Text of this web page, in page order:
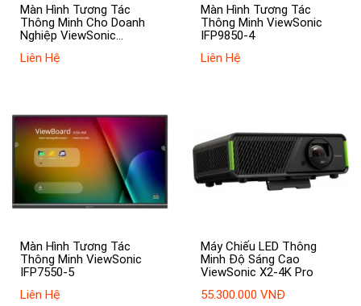
Màn Hình Tương Tác
Thông Minh Cho Doanh
Nghiệp ViewSonic
Liên Hệ
Màn Hình Tương Tác
Thông Minh ViewSonic
IFP9850-4
Liên Hệ
Màn Hình Tương Tác
Thông Minh ViewSonic
IFP7550-5
Liên Hệ
Máy Chiếu LED Thông
Minh Độ Sáng Cao
ViewSonic X2-4K Pro
55.300.000 VNĐ